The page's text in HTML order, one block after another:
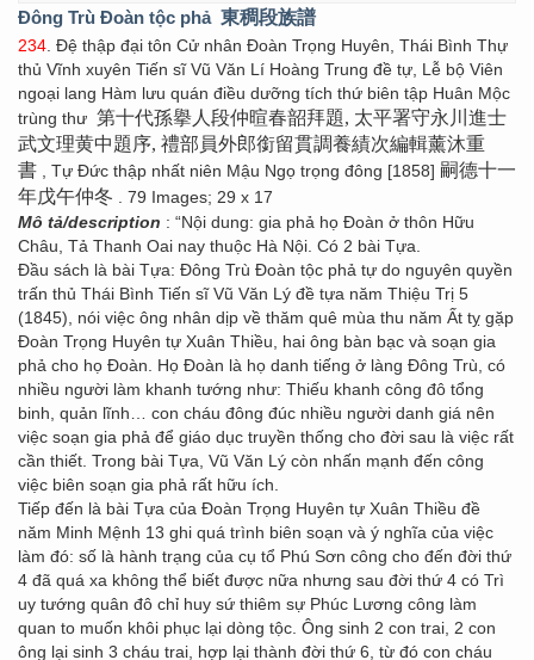
Đông Trù Đoàn tộc phả 東稠段族譜
234 . Đệ thập đại tôn Cử nhân Đoàn Trọng Huyên, Thái Bình Thự
thủ Vĩnh xuyên Tiến sĩ Vũ Văn Lí Hoàng Trung đề tự, Lễ bộ Viên
ngoại lang Hàm lưu quán điều dưỡng tích thứ biên tập Huân Mộc
trùng thư 第十代孫擧人段仲暄春韶拜題, 太平署守永川進士
武文理黄中題序, 禮部員外郎銜留貫調養績次編輯薰沐重
書 , Tự Đức thập nhất niên Mậu Ngọ trọng đông [1858] 嗣德十一
年戊午仲冬 . 79 Images; 29 x 17
Mô tả/description : “Nội dung: gia phả họ Đoàn ở thôn Hữu
Châu, Tả Thanh Oai nay thuộc Hà Nội. Có 2 bài Tựa.
Đầu sách là bài Tựa: Đông Trù Đoàn tộc phả tự do nguyên quyền
trấn thủ Thái Bình Tiến sĩ Vũ Văn Lý đề tựa năm Thiệu Trị 5
(1845), nói việc ông nhân dịp về thăm quê mùa thu năm Ất tỵ gặp
Đoàn Trọng Huyên tự Xuân Thiều, hai ông bàn bạc và soạn gia
phả cho họ Đoàn. Họ Đoàn là họ danh tiếng ở làng Đông Trù, có
nhiều người làm khanh tướng như: Thiếu khanh công đô tổng
binh, quản lĩnh… con cháu đông đúc nhiều người danh giá nên
việc soạn gia phả để giáo dục truyền thống cho đời sau là việc rất
cần thiết. Trong bài Tựa, Vũ Văn Lý còn nhấn mạnh đến công
việc biên soạn gia phả rất hữu ích.
Tiếp đến là bài Tựa của Đoàn Trọng Huyên tự Xuân Thiều đề
năm Minh Mệnh 13 ghi quá trình biên soạn và ý nghĩa của việc
làm đó: số là hành trạng của cụ tổ Phú Sơn công cho đến đời thứ
4 đã quá xa không thể biết được nữa nhưng sau đời thứ 4 có Trì
uy tướng quân đô chỉ huy sứ thiêm sự Phúc Lương công làm
quan to muốn khôi phục lại dòng tộc. Ông sinh 2 con trai, 2 con
ông lại sinh 3 cháu trai, hợp lại thành đời thứ 6, từ đó con cháu